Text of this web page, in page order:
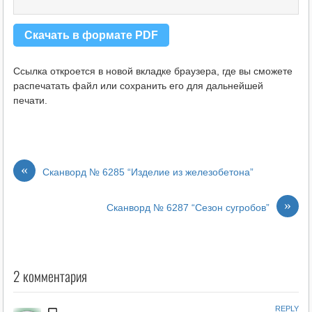
Скачать в формате PDF
Ссылка откроется в новой вкладке браузера, где вы сможете
распечатать файл или сохранить его для дальнейшей
печати.
« Сканворд № 6285 “Изделие из железобетона”
»
Сканворд № 6287 “Сезон сугробов”
2 комментария
REPLY